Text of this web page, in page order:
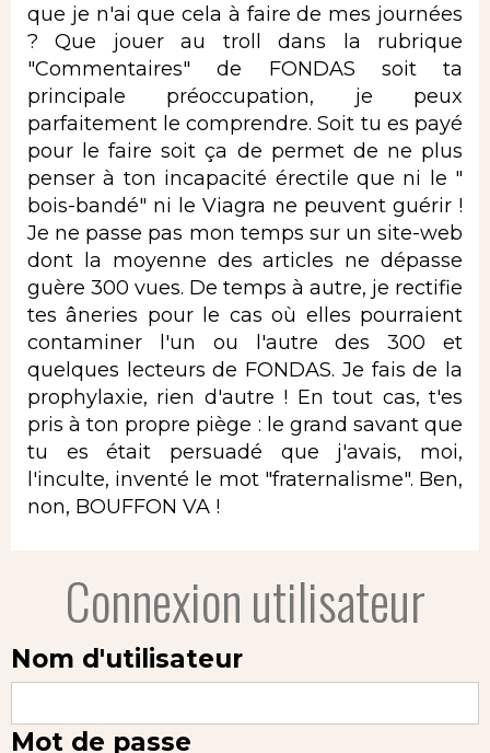
que je n'ai que cela à faire de mes journées
? Que jouer au troll dans la rubrique
"Commentaires" de FONDAS soit ta
principale préoccupation, je peux
parfaitement le comprendre. Soit tu es payé
pour le faire soit ça de permet de ne plus
penser à ton incapacité érectile que ni le "
bois-bandé" ni le Viagra ne peuvent guérir !
Je ne passe pas mon temps sur un site-web
dont la moyenne des articles ne dépasse
guère 300 vues. De temps à autre, je rectifie
tes âneries pour le cas où elles pourraient
contaminer l'un ou l'autre des 300 et
quelques lecteurs de FONDAS. Je fais de la
prophylaxie, rien d'autre ! En tout cas, t'es
pris à ton propre piège : le grand savant que
tu es était persuadé que j'avais, moi,
l'inculte, inventé le mot "fraternalisme". Ben,
non, BOUFFON VA !
Connexion utilisateur
Nom d'utilisateur
Mot de passe